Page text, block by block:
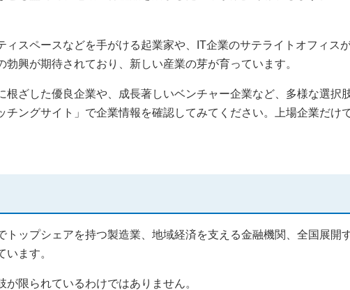
ィスペースなどを手がける起業家や、IT企業のサテライトオフィス
勃興が期待されており、新しい産業の芽が育っています。
根ざした優良企業や、成長著しいベンチャー企業など、多様な選択
チングサイト」で企業情報を確認してみてください。上場企業だけ
トップシェアを持つ製造業、地域経済を支える金融機関、全国展開
ます。
限られているわけではありません。